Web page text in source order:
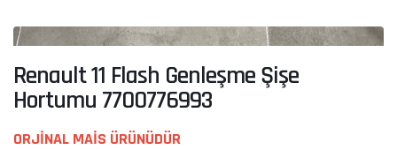
Renault 11 Flash Genleşme Şişe
Hortumu 7700776993
ORJİNAL MAİS ÜRÜNÜDÜR